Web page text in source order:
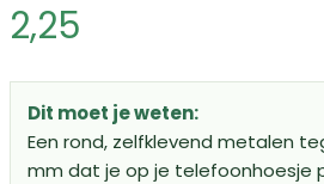
2,25
Dit moet je weten:
Een rond, zelfklevend metalen
mm dat je op je telefoonhoesje